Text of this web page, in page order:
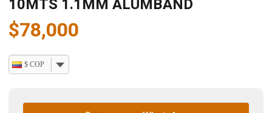
10MTS 1.1MM ALUMBAND
$78,000
$ COP